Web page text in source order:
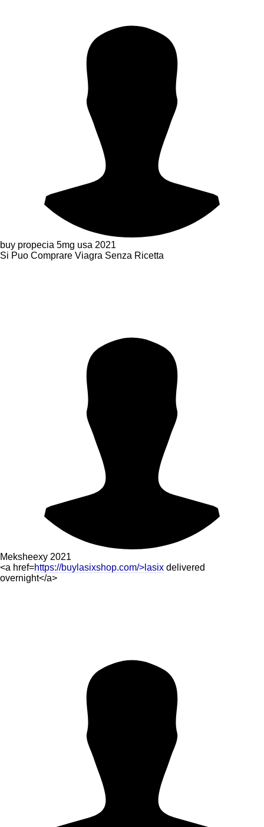
buy propecia 5mg usa 2021
Si Puo Comprare Viagra Senza Ricetta
Meksheexy 2021
<a href=https://buylasixshop.com/>lasix delivered
overnight</a>